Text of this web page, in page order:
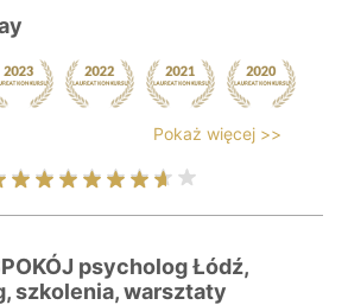
Pokaż więcej >>
psycholog Łódź,
szkolenia, warsztaty